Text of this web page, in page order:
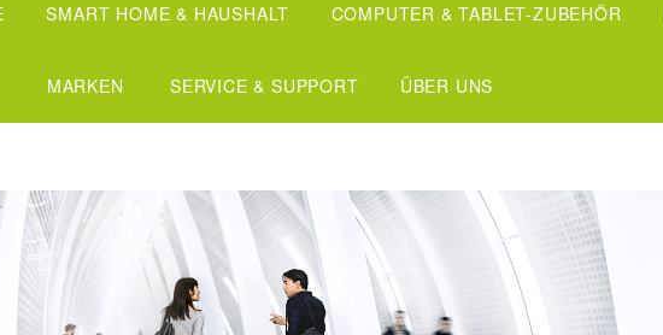
SMART HOME & HAUSHALT COMPUTER & TABLET-ZUBEHÖR
MARKEN SERVICE & SUPPORT ÜBER UNS